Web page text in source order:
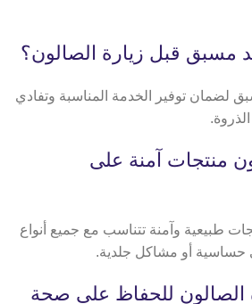
قبل زيارة الصالون؟
لضمان توفير الخدمة المناسبة وتفادي
منتجات آمنة على
طبيعية وآمنة تتناسب مع جميع أنواع
حساسية أو مشاكل جلدية.
الصالون للحفاظ على صحة